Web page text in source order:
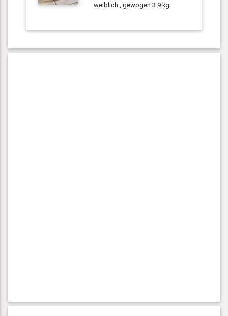
weiblich , gewogen 3.9 kg.